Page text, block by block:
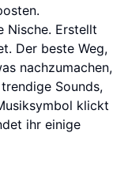
Nische. Erstellt
Der beste Weg,
nachzumachen,
Sounds,
klickt
ihr einige